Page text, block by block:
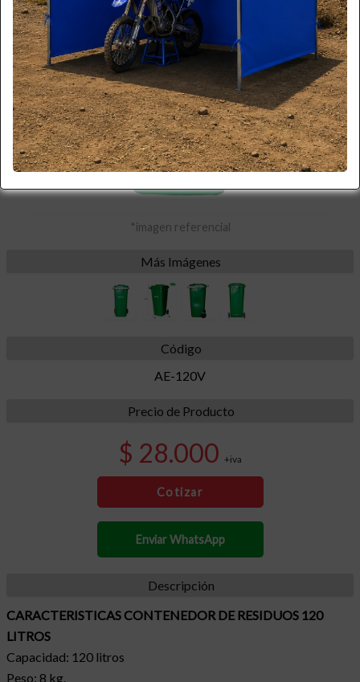
*imagen referencial
Más Imágenes
Código
AE-120V
Precio de Producto
$ 28.000 +iva
Cotizar
Enviar WhatsApp
Descripción
CARACTERISTICAS CONTENEDOR DE RESIDUOS 120
LITROS
Capacidad: 120 litros
Peso: 8 kg.